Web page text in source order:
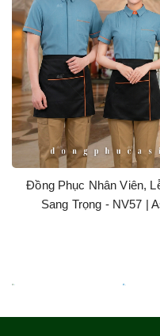
Đồng Phục Nhân Viên,
Sang Trọng - NV57 |